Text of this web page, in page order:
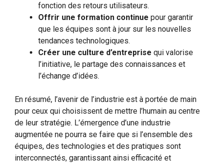
fonction des retours utilisateurs.
Offrir une formation continue pour garantir
que les équipes sont à jour sur les nouvelles
tendances technologiques.
Créer une culture d’entreprise qui valorise
l’initiative, le partage des connaissances et
l’échange d’idées.
En résumé, l’avenir de l’industrie est à portée de main
pour ceux qui choisissent de mettre l’humain au centre
de leur stratégie. L’émergence d’une industrie
augmentée ne pourra se faire que si l’ensemble des
équipes, des technologies et des pratiques sont
interconnectés, garantissant ainsi efficacité et